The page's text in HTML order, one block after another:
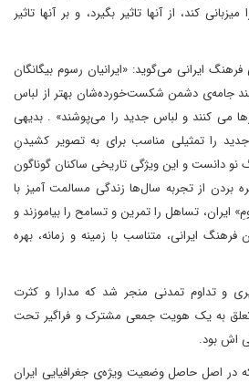
کند، از آنها تاثیر بگیرد، و بر آنها تاثیر
ایرانی می‌گوید: «ایرانیان رسوم بیگانگان
جامه‌ی دشمن شکست‌خورده‌شان بهتر از لباس
می کنند و لباس جدید را می‌پوشند» . بدیهی
را تمثیلی مناسب برای به تصویر کشیدنِ
نو دانست و این ویژگی تاریخی ساکنان گوناگون
بردن از تجربه سال‌ها زندگی مسالمت آمیز با
ایران، تساهل را تمرین و تسامح را بیاموزند و
فرهنگ ایرانی، متناسب با زمینه و زمانه، بهره
و تداوم تمدنی منجر شد که مدارا و کثرت
تعلق به یک هویت جمعی مشترک و فراگیر تحت
اش بود.
در اصل حاصل وضعیت ویژه‌ی جغرافیایی ایران